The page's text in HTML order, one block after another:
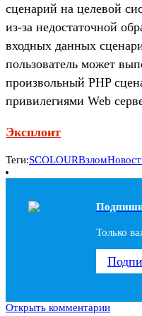
сценарий на целевой
из-за недостаточной
входных данных
пользователь может
произвольный PHP
привилегиями Web
Эксплоит
Теги:SCOLOURВзлом
Только
Открыть комментарии